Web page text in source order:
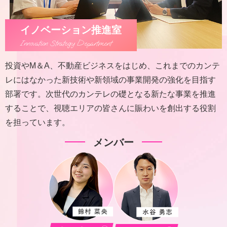
イノベーション推進室
Innovation Strategy Department
投資やM＆A、不動産ビジネスをはじめ、これまでのカンテ
レにはなかった新技術や新領域の事業開発の強化を目指す
部署です。次世代のカンテレの礎となる新たな事業を推進
することで、視聴エリアの皆さんに賑わいを創出する役割
を担っています。
メンバー